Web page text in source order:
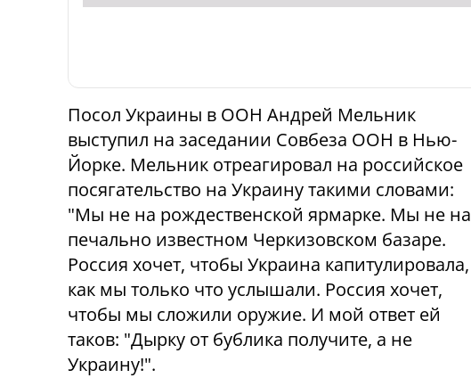
Посол Украины в ООН Андрей Мельник
выступил на заседании Совбеза ООН в Нью-
Йорке. Мельник отреагировал на российское
посягательство на Украину такими словами:
"Мы не на рождественской ярмарке. Мы не на
печально известном Черкизовском базаре.
Россия хочет, чтобы Украина капитулировала,
как мы только что услышали. Россия хочет,
чтобы мы сложили оружие. И мой ответ ей
таков: "Дырку от бублика получите, а не
Украину!".